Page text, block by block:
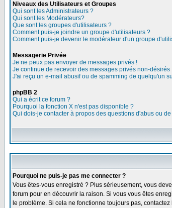
Niveaux des Utilisateurs et Groupes
Qui sont les Administrateurs ?
Qui sont les Modérateurs?
Que sont les groupes d'utilisateurs ?
Comment puis-je joindre un groupe d'utilisateurs ?
Comment puis-je devenir le modérateur d'un groupe
Messagerie Privée
Je ne peux pas envoyer de messages privés !
Je continue de recevoir des messages privés non-désirés
J'ai reçu un e-mail abusif ou de spamming de quelqu'un
phpBB 2
Qui a écrit ce forum ?
Pourquoi la fonction X n'est pas disponible ?
Qui dois-je contacter à propos des questions d'abus ou
Pourquoi ne puis-je pas me connecter ?
Vous êtes-vous enregistré ? Plus sérieusement, vous
forum pour en découvrir la raison. Si vous vous êtes
le problème. Si cela ne fonctionne toujours pas,